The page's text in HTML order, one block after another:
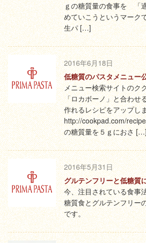
ｇの糖質量の食事を 「
めていこうというマーク
生パ […]
2016年6月18日
低糖質のパスタメニュー
メニュー検索サイトのク
「ロカボーノ」と合わせ
作れるレシピをアップし
http://cookpad.com/
の糖質量を５ｇにおさ
2016年5月31日
グルテンフリーと低糖質
今、注目されている食事
糖質食とグルテンフリー
です。